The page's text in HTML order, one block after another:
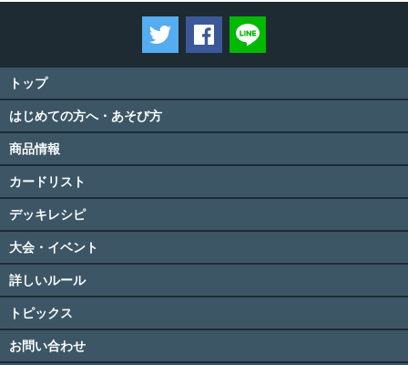
ツイートするFacebookでシェアする
トップ
はじめての方へ・あそび方
商品情報
カードリスト
デッキレシピ
大会・イベント
詳しいルール
トピックス
お問い合わせ